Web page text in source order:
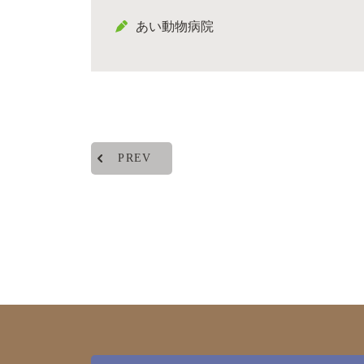
あい動物病院
PREV